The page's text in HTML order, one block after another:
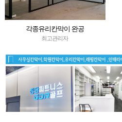
각종유리칸막이 완공
최고관리자